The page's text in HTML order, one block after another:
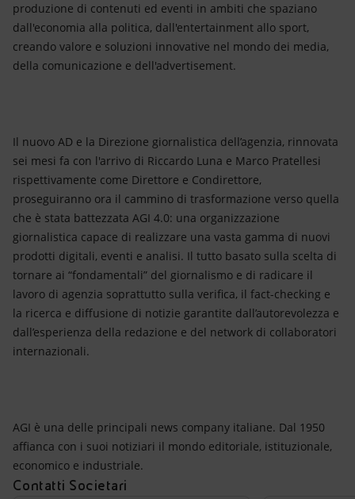
produzione di contenuti ed eventi in ambiti che spaziano
dall'economia alla politica, dall'entertainment allo sport,
creando valore e soluzioni innovative nel mondo dei media,
della comunicazione e dell'advertisement.
Il nuovo AD e la Direzione giornalistica dell’agenzia, rinnovata
sei mesi fa con l'arrivo di Riccardo Luna e Marco Pratellesi
rispettivamente come Direttore e Condirettore,
proseguiranno ora il cammino di trasformazione verso quella
che è stata battezzata AGI 4.0: una organizzazione
giornalistica capace di realizzare una vasta gamma di nuovi
prodotti digitali, eventi e analisi. Il tutto basato sulla scelta di
tornare ai “fondamentali” del giornalismo e di radicare il
lavoro di agenzia soprattutto sulla verifica, il fact-checking e
la ricerca e diffusione di notizie garantite dall’autorevolezza e
dall’esperienza della redazione e del network di collaboratori
internazionali.
AGI è una delle principali news company italiane. Dal 1950
affianca con i suoi notiziari il mondo editoriale, istituzionale,
economico e industriale.
Contatti Societari